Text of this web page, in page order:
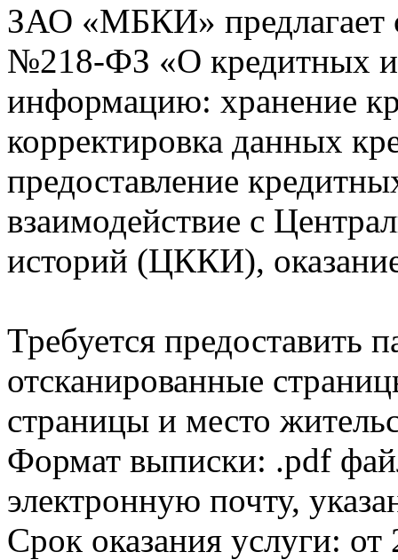
ЗАО «МБКИ» предлагает
№218-ФЗ «О кредитных
информацию: хранение
корректировка данных
предоставление
взаимодействие с
историй (ЦККИ),
Требуется предоставить
отсканированные
страницы и место
Формат выписки: .pdf
электронную почту,
Срок оказания услуги: от